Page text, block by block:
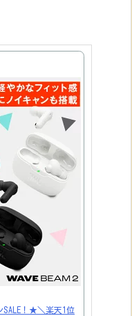
SALE！★＼楽天1位